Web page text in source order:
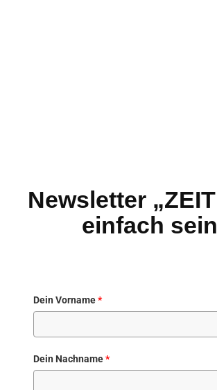
Newsletter
einfach
Dein Vorname*
Dein Nachname*